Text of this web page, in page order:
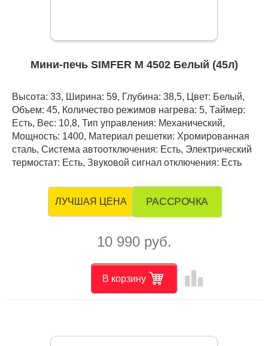
Мини-печь SIMFER M 4502 Белый (45л)
Высота: 33, Ширина: 59, Глубина: 38,5, Цвет: Белый,
Объем: 45, Количество режимов нагрева: 5, Таймер:
Есть, Вес: 10,8, Тип управления: Механический,
Мощность: 1400, Материал решетки: Хромированная
сталь, Система автоотключения: Есть, Электрический
термостат: Есть, Звуковой сигнал отключения: Есть
ЛУЧШАЯ ЦЕНА РАССРОЧКА
10 990 руб.
В корзину leaderboard